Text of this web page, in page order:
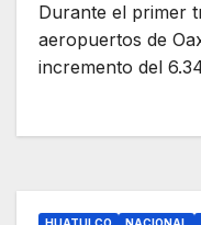
Durante el primer
aeropuertos de
incremento del